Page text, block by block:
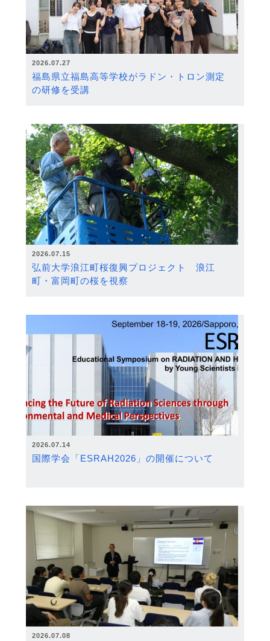
2026.07.27
福島県立福島高等学校がラドン・トロン測定
の研修を受講
2026.07.15
弘前大学浪江町桜復興プロジェクト 浪江
町・富岡町の桜を視察
2026.07.14
国際学会「ESRAH2026」の開催について
2026.07.08